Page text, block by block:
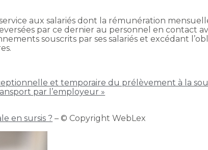
aux salariés dont la rémunération mensuelle
par ce dernier au personnel en contact
souscrits par ses salariés et excédant
et temporaire du prélèvement à la
par l’employeur »
en sursis ? – © Copyright WebLex